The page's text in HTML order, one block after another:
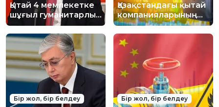
Қытай 4 мемлекетке
шұғыл гуманитарлық
көмек көрсетуге
шешім қабылдады
Қазақстандағы қытай
компанияларының
саны бір жылда 3
мыңға артты
Бір жол, бір белдеу Бір жол, бір белдеу